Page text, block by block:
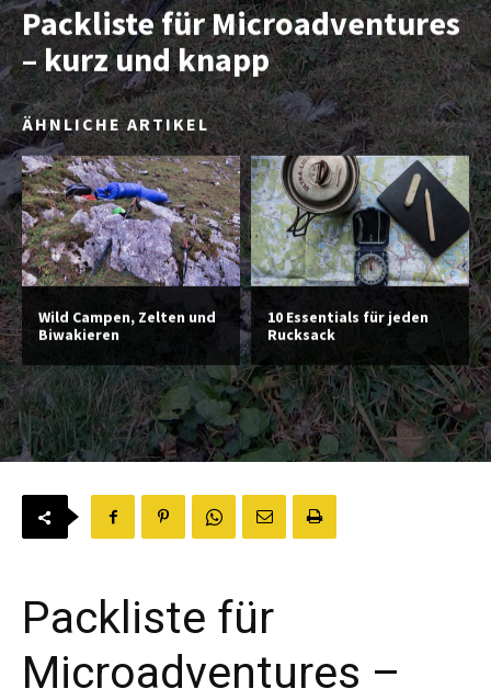
Packliste für Microadventures
– kurz und knapp
ÄHNLICHE ARTIKEL
Wild Campen, Zelten und
Biwakieren
10 Essentials für jeden
Rucksack
Packliste für
Microadventures –